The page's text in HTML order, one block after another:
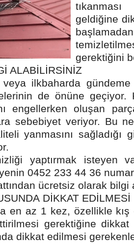
geldiğine
gerektiğini
ALABİLİRSİNİZ
ilkbaharda gündeme
de önüne geçiyor.
engellerken oluşan
sebebiyet veriyor. Bu
yanmasını
yaptırmak isteyen
0452 233 44 36
ücretsiz olarak bilgi
DİKKAT
en az 1 kez, özellikle
gerektiğine
dikkat edilmesi